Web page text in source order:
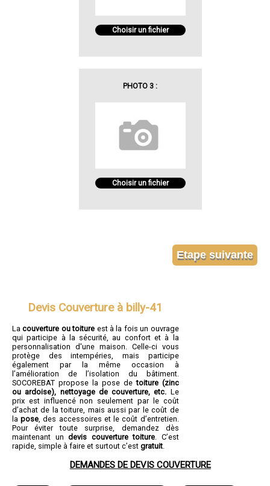
Choisir un fichier
PHOTO 3 :
Choisir un fichier
Devis Couverture à billy-41
Lacouverture ou toiture est à la fois un ouvrage
qui participe à la sécurité, au confort et à la
personnalisation d'une maison. Celle-ci vous
protège des intempéries, mais participe
également par la même occasion à
l’amélioration de l’isolation du bâtiment.
SOCOREBAT propose la pose detoiture (zinc
ou ardoise), nettoyage de couverture, etc. Le
prix est influencé non seulement par le coût
d’achat de la toiture, mais aussi par le coût de
lapose, des accessoires et le coût d’entretien.
Pour éviter toute surprise, demandez dès
maintenant undevis couverture toiture. C’est
rapide, simple à faire et surtout c’est gratuit.
DEMANDES DE DEVIS COUVERTURE